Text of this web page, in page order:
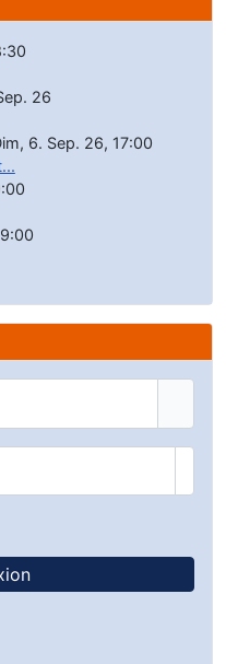
26
6. Sep. 26, 17:00